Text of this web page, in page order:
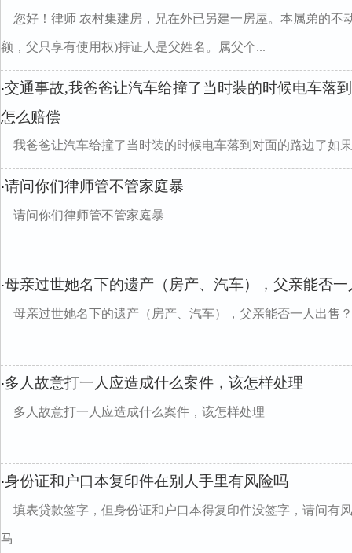
您好！律师 农村集建房，兄在外已另建一房屋。本属弟的不
额，父只享有使用权)持证人是父姓名。属父个...
·交通事故,我爸爸让汽车给撞了当时装的时候电车落
怎么赔偿
我爸爸让汽车给撞了当时装的时候电车落到对面的路边了如
·请问你们律师管不管家庭暴
请问你们律师管不管家庭暴
·母亲过世她名下的遗产（房产、汽车），父亲能否
母亲过世她名下的遗产（房产、汽车），父亲能否一人出售？
·多人故意打一人应造成什么案件，该怎样处理
多人故意打一人应造成什么案件，该怎样处理
·身份证和户口本复印件在别人手里有风险吗
填表贷款签字，但身份证和户口本得复印件没签字，请问有
马